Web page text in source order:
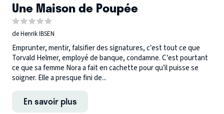
Une Maison de Poupée
de Henrik IBSEN
Emprunter, mentir, falsifier des signatures, c’est tout ce que
Torvald Helmer, employé de banque, condamne. C’est pourtant
ce que sa femme Nora a fait en cachette pour qu’il puisse se
soigner. Elle a presque fini de...
En savoir plus